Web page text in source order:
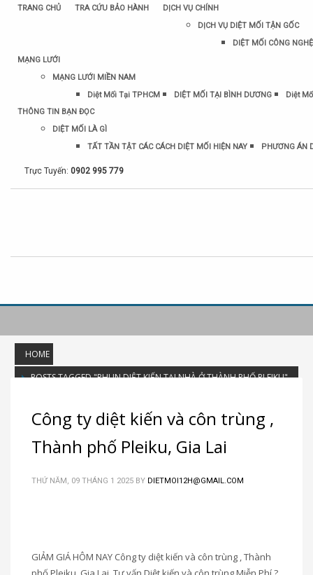
TRANG CHỦ TRA CỨU BẢO HÀNH
DỊCH VỤ CHÍNH
DỊCH VỤ DIỆT MỐI TẬN GỐC
DIỆT MỐI CÔNG
MẠNG LƯỚI
MẠNG LƯỚI MIỀN NAM
Diệt Mối Tại TPHCM
DIỆT MỐI TẠI BÌNH DƯƠNG
Diệt
THÔNG TIN BẠN ĐỌC
DIỆT MỐI LÀ GÌ
TẤT TẦN TẬT CÁC CÁCH DIỆT MỐI HIỆN NAY
PHƯƠNG ÁN
Trực Tuyến: 0902 995 779
HOME
POSTS TAGGED "PHUN DIỆT KIẾN TẠI NHÀ Ở THÀNH PHỐ PLEIKU"
Tag: phun diệt kiến tại nhà ở Thành
phố Pleiku
Công ty diệt kiến và côn trùng ,
Thành phố Pleiku, Gia Lai
THỨ NĂM, 09 THÁNG 1 2025 BY DIETMOI12H@GMAIL.COM
GIẢM GIÁ HÔM NAY Công ty diệt kiến và côn trùng , Thành